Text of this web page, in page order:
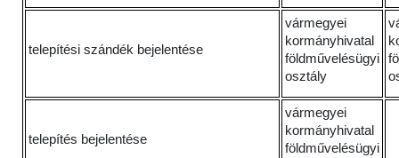
telepítési szándék bejelentése
vármegyei
kormányhivatal
földművelésügyi
osztály
telepítés bejelentése
vármegyei
kormányhivatal
földművelésügyi